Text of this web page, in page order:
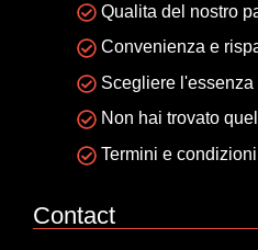
Qualita del nostro
Convenienza e
Scegliere l'essenza
Non hai trovato
Termini e
Contact